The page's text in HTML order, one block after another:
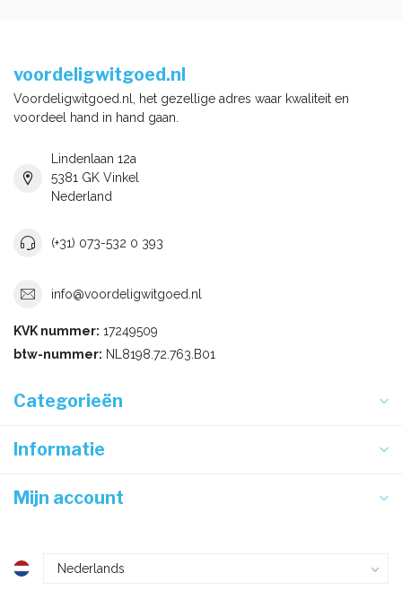
voordeligwitgoed.nl
Voordeligwitgoed.nl, het gezellige adres waar kwaliteit en
voordeel hand in hand gaan.
Lindenlaan 12a
5381 GK Vinkel
Nederland
(+31) 073-532 0 393
info@voordeligwitgoed.nl
KVK nummer: 17249509
btw-nummer: NL8198.72.763.B01
Categorieën
Informatie
Mijn account